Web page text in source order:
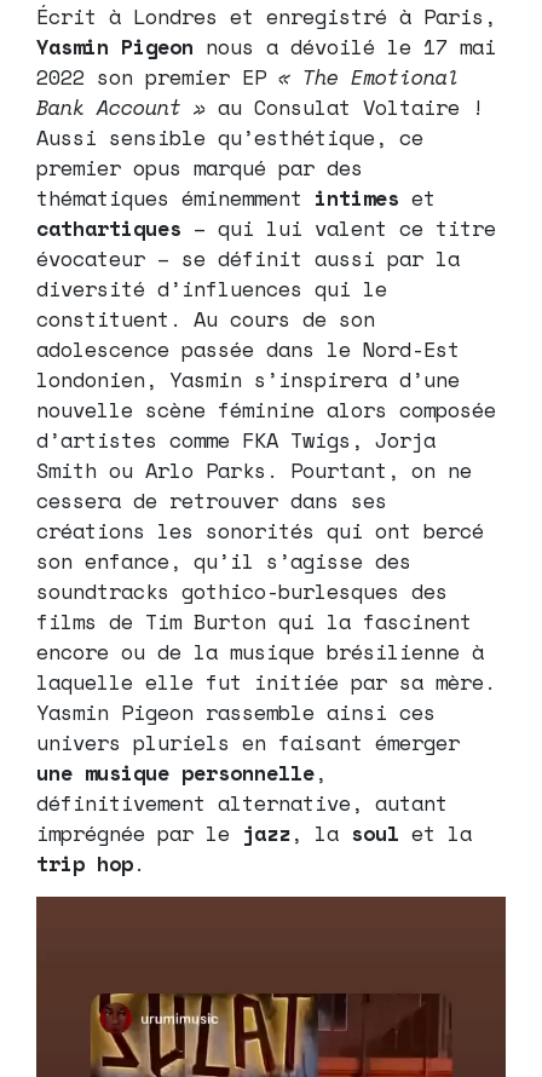
Écrit à Londres et enregistré à Paris,
Yasmin Pigeon nous a dévoilé le 17 mai
2022 son premier EP « The Emotional
Bank Account » au Consulat Voltaire !
Aussi sensible qu’esthétique, ce
premier opus marqué par des
thématiques éminemment intimes et
cathartiques – qui lui valent ce titre
évocateur – se définit aussi par la
diversité d’influences qui le
constituent. Au cours de son
adolescence passée dans le Nord-Est
londonien, Yasmin s’inspirera d’une
nouvelle scène féminine alors composée
d’artistes comme FKA Twigs, Jorja
Smith ou Arlo Parks. Pourtant, on ne
cessera de retrouver dans ses
créations les sonorités qui ont bercé
son enfance, qu’il s’agisse des
soundtracks gothico-burlesques des
films de Tim Burton qui la fascinent
encore ou de la musique brésilienne à
laquelle elle fut initiée par sa mère.
Yasmin Pigeon rassemble ainsi ces
univers pluriels en faisant émerger
une musique personnelle,
définitivement alternative, autant
imprégnée par le jazz, la soul et la
trip hop.